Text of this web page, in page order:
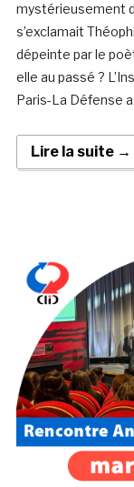
mystérieusement
s’exclamait
dépeinte par le
elle au passé ?
Paris-La Défense
Lire la suite →